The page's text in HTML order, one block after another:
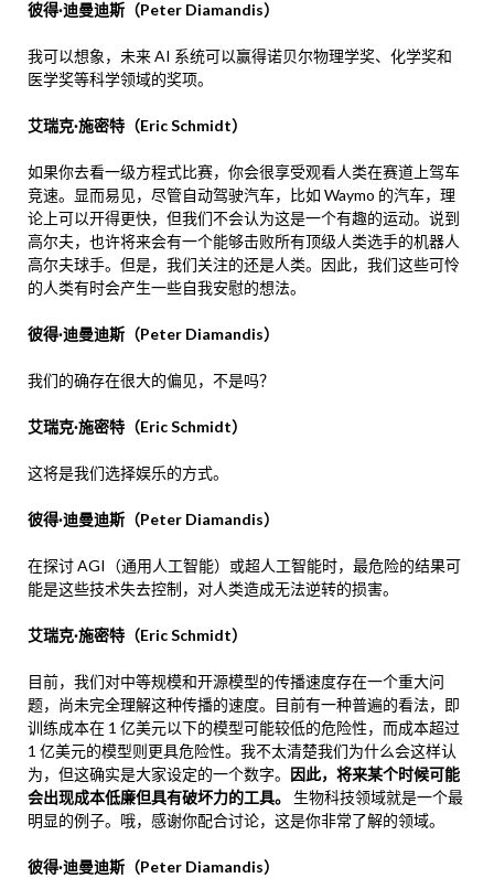
彼得·迪曼迪斯（Peter Diamandis）
我可以想象，未来 AI 系统可以赢得诺贝尔物理学奖、化学奖和
医学奖等科学领域的奖项。
艾瑞克·施密特（Eric Schmidt）
如果你去看一级方程式比赛，你会很享受观看人类在赛道上驾车
竞速。显而易见，尽管自动驾驶汽车，比如 Waymo 的汽车，理
论上可以开得更快，但我们不会认为这是一个有趣的运动。说到
高尔夫，也许将来会有一个能够击败所有顶级人类选手的机器人
高尔夫球手。但是，我们关注的还是人类。因此，我们这些可怜
的人类有时会产生一些自我安慰的想法。
彼得·迪曼迪斯（Peter Diamandis）
我们的确存在很大的偏见，不是吗？
艾瑞克·施密特（Eric Schmidt）
这将是我们选择娱乐的方式。
彼得·迪曼迪斯（Peter Diamandis）
在探讨 AGI（通用人工智能）或超人工智能时，最危险的结果可
能是这些技术失去控制，对人类造成无法逆转的损害。
艾瑞克·施密特（Eric Schmidt）
目前，我们对中等规模和开源模型的传播速度存在一个重大问
题，尚未完全理解这种传播的速度。目前有一种普遍的看法，即
训练成本在 1 亿美元以下的模型可能较低的危险性，而成本超过
1 亿美元的模型则更具危险性。我不太清楚我们为什么会这样认
为，但这确实是大家设定的一个数字。 因此，将来某个时候可能
会出现成本低廉但具有破坏力的工具。
生物科技领域就是一个最
明显的例子。哦，感谢你配合讨论，这是你非常了解的领域。
彼得·迪曼迪斯（Peter Diamandis）